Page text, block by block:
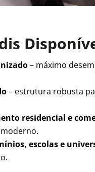
– máximo
– estrutura robusta
residencial e
escolas e